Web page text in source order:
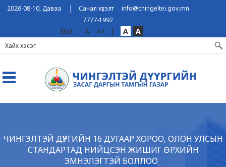
2026-08-10, Даваа | Санал хүсэлт
info@chingeltei.gov.mn
7777-1992
ENG
A- A+ | A A
ЧИНГЭЛТЭЙ ДҮҮРГИЙН 16 ДУГААР ХОРОО, ОЛОН УЛСЫН
СТАНДАРТАД НИЙЦСЭН ЖИШИГ ӨРХИЙН
ЭМНЭЛЭГТЭЙ БОЛЛОО